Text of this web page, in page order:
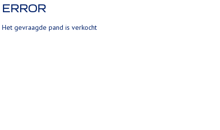
ERROR
Het gevraagde pand is verkocht